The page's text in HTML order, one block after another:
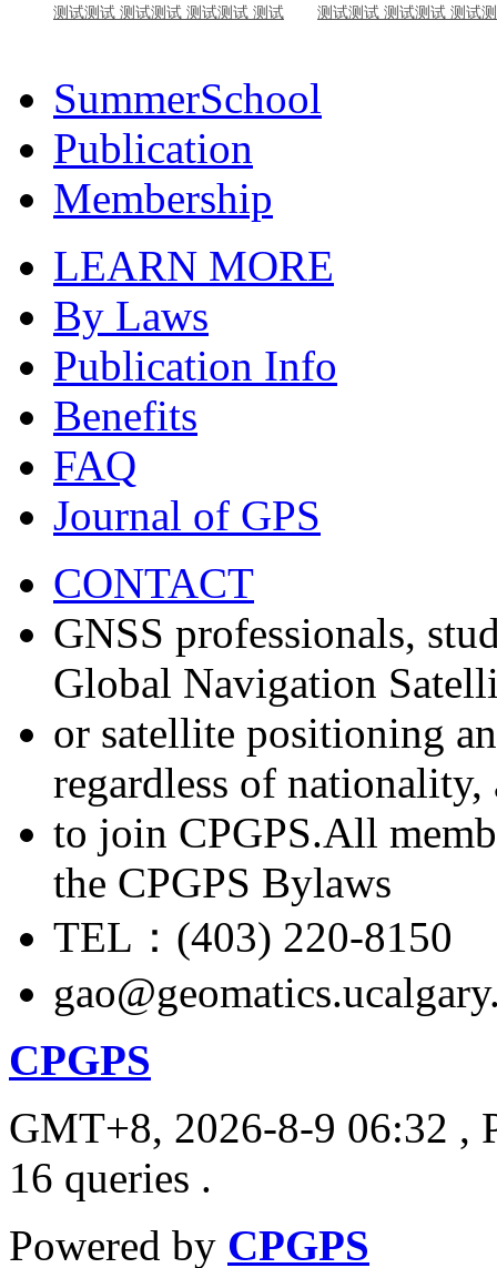
测试测试 测试测试 测试测试 测试 测试测试 测试测试 测试
SummerSchool
Publication
Membership
LEARN MORE
By Laws
Publication Info
Benefits
FAQ
Journal of GPS
CONTACT
GNSS professionals,
Global Navigation
or satellite positioning
regardless of nationality,
to join CPGPS.All
the CPGPS Bylaws
TEL：(403) 220-8150
CPGPS
GMT+8, 2026-8-9 06:32 ,
16 queries .
Powered by CPGPS